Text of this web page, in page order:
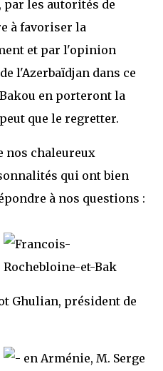
par les autorités de
à favoriser la
et par l'opinion
l'Azerbaïdjan dans ce
en porteront la
que le regretter.
nos chaleureux
qui ont bien
à nos questions :
Ghulian, président de
en Arménie, M. Serge